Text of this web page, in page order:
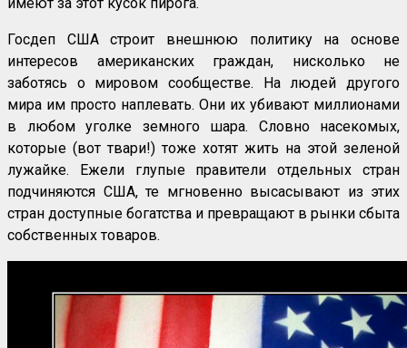
имеют за этот кусок пирога.
Госдеп США строит внешнюю политику на основе
интересов американских граждан, нисколько не
заботясь о мировом сообществе. На людей другого
мира им просто наплевать. Они их убивают миллионами
в любом уголке земного шара. Словно насекомых,
которые (вот твари!) тоже хотят жить на этой зеленой
лужайке. Ежели глупые правители отдельных стран
подчиняются США, те мгновенно высасывают из этих
стран доступные богатства и превращают в рынки сбыта
собственных товаров.